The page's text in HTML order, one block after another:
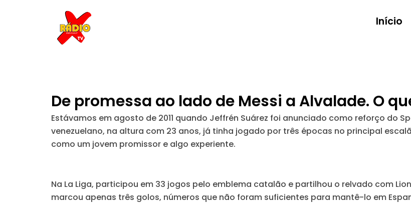
Início
De promessa ao lado de Messi a Alvalade. O
Estávamos em agosto de 2011 quando Jeffrén Suárez foi anunciado como reforço do
venezuelano, na altura com 23 anos, já tinha jogado por três épocas no principal
como um jovem promissor e algo experiente.
Na La Liga, participou em 33 jogos pelo emblema catalão e partilhou o relvado com
marcou apenas três golos, números que não foram suficientes para mantê-lo em